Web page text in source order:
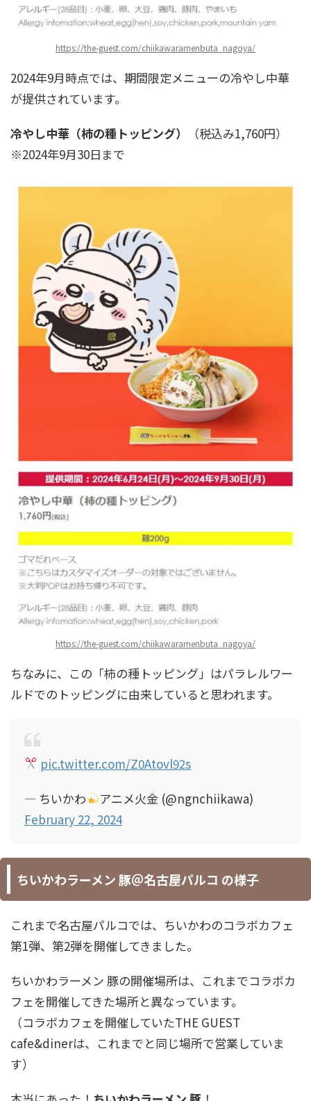
https://the-guest.com/chiikawaramenbuta_nagoya/
2024年9月時点では、期間限定メニューの冷やし中華
が提供されています。
冷やし中華（柿の種トッピング）
（税込み1,760円）
※2024年9月30日まで
https://the-guest.com/chiikawaramenbuta_nagoya/
ちなみに、この「柿の種トッピング」はパラレルワー
ルドでのトッピングに由来していると思われます。
pic.twitter.com/Z0Atovl92s
— ちいかわ
アニメ火金 (@ngnchiikawa)
February 22, 2024
ちいかわラーメン 豚＠名古屋パルコ の様子
これまで名古屋パルコでは、ちいかわのコラボカフェ
第1弾、第2弾を開催してきました。
ちいかわラーメン 豚の開催場所は、これまでコラボカ
フェを開催してきた場所と異なっています。
（コラボカフェを開催していたTHE GUEST
cafe&dinerは、これまでと同じ場所で営業していま
す）